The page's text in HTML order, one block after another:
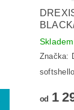
Značka:
od 1